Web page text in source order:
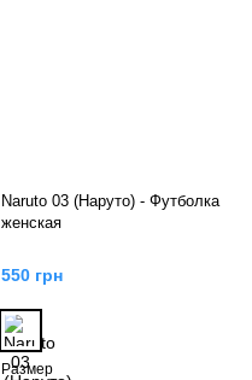
Naruto 03 (Наруто) - Футболка
женская
550 грн
Размер